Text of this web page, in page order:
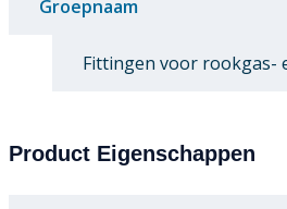
Groepnaam
Fittingen voor rookgas-
Product Eigenschappen